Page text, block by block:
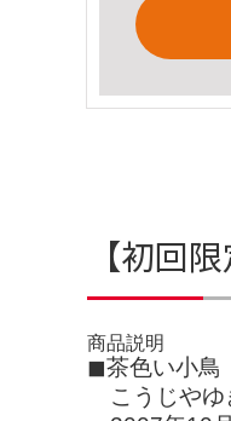
【初回
商品説明
◼︎茶色い小鳥
こうじやゆ